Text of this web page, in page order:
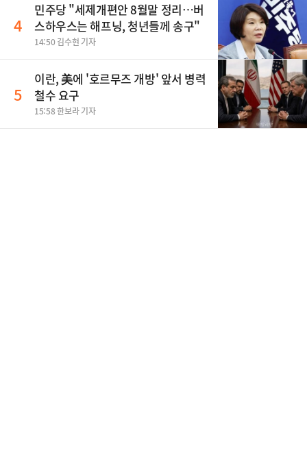
4
민주당 "세제개편안 8월말 정리…버
스하우스는 해프닝, 청년들께 송구"
14:50 김수현 기자
5
이란, 美에 '호르무즈 개방' 앞서 병력
철수 요구
15:58 한보라 기자